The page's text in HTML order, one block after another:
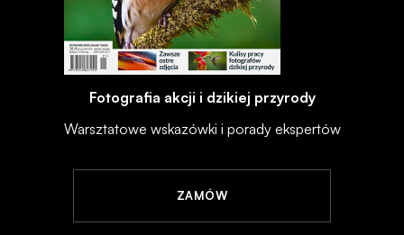
Fotografia akcji i dzikiej przyrody
Warsztatowe wskazówki i porady ekspertów
ZAMÓW